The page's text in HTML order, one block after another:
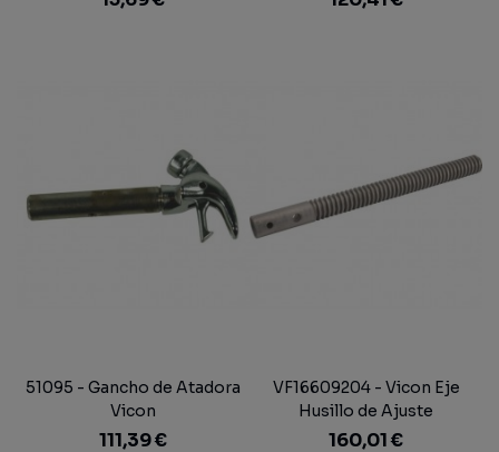
51095 - Gancho de Atadora
Vicon
111,39 €
VF16609204 - Vicon Eje
Husillo de Ajuste
160,01 €